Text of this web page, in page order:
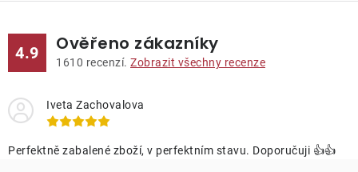
4.9 Ověřeno zákazníky
1610 recenzí. Zobrazit všechny recenze
Iveta Zachovalova
Perfektně zabalené zboží, v perfektním stavu. Doporučuji 👍👍